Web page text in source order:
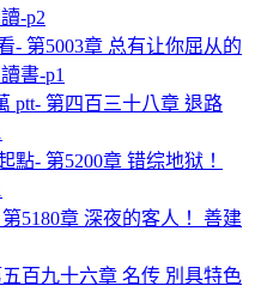
-p2
- 第5003章 总有让你屈从的
書-p1
ptt- 第四百三十八章 退路
點- 第5200章 错综地狱！
5180章 深夜的客人！ 善建
百九十六章 名传 別具特色